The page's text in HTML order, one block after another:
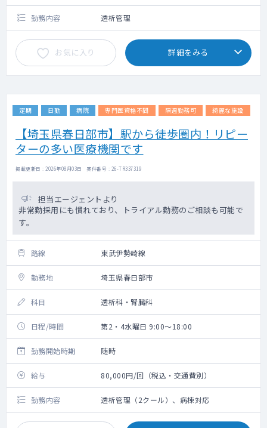
勤務内容 透析管理
お気に入り 詳細をみる
定期 日勤 病院 専門医資格不問 隔週勤務可 綺麗な施設
【埼玉県春日部市】駅から徒歩圏内！リピー
ターの多い医療機関です
掲載更新日 : 2026年08月03日 案件番号 : 26-TR337319
担当エージェントより
非常勤採用にも慣れており、トライアル勤務のご相談も可能で
す。
路線 東武伊勢崎線
勤務地 埼玉県春日部市
科目 透析科・腎臓科
日程/時間 第2・4水曜日 9:00～18:00
勤務開始時期 随時
給与 80,000円/回（税込・交通費別）
勤務内容 透析管理（2クール）、病棟対応